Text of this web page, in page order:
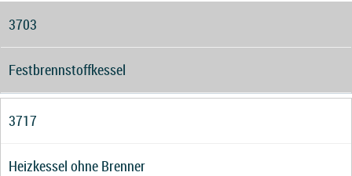
3703
Festbrennstoffkessel
3717
Heizkessel ohne Brenner